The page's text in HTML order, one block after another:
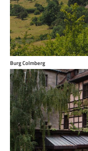
Burg Colmberg